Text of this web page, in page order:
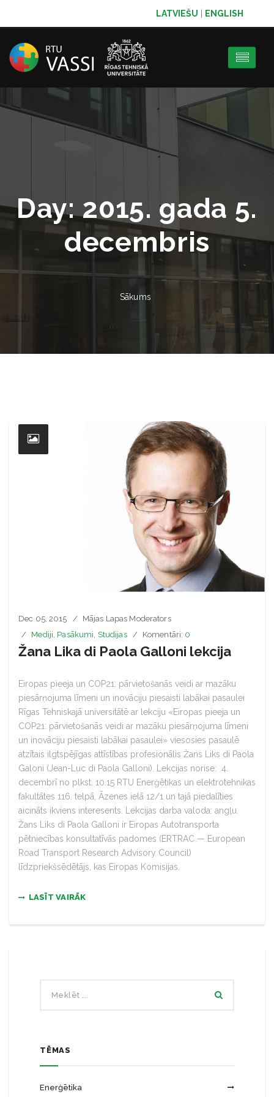
LATVIEŠU ENGLISH
Day:2015. gada 5.
decembris
Sākums
Dec 05, 2015
Mājas Lapas Moderators
Mediji Pasākumi Studijas Komentāri: 0
Žana Lika di Paola Galloni lekcija
Eiropas pieeja un COP21: pārvietošanās veidi ar mazāku
piesārņojuma līmeni un inovāciju piesaisti labākai pasaulei
Rīgas Tehniskajā universitātē ar lekciju «Eiropas pieeja un
COP21: pārvietošanās veidi ar mazāku piesārņojuma līmeni
un inovāciju piesaisti labākai pasaulei» viesosies pasaulē
atzītais ilgtspējīgas attīstības profesionālis Žans Liks di Paola
Galoni (Jean-Luc di Paola Galloni). Lekcijas norise: 4.
decembrī no plkst. 10.15 RTU Enerģētikas un elektrotehnikas
fakultātes 116. telpā, Āzenes ielā 12/1 un tajā piedalīties
aicināts ikviens interesents. Lekcijas darba valoda: angļu.
Žans Liks di Paola Galloni ir Eiropas Autotransporta
pētniecības konsultatīvās padomes (ERTRAC — European
Road Transport Research Advisory Council)
līdzpriekšsēdētājs, kas Eiropas Komisijas.
LASĪT VAIRĀK
TĒMAS
Enerģētika